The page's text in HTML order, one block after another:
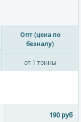
Опт (цена по
безналу)
от 1 тонны
190 руб